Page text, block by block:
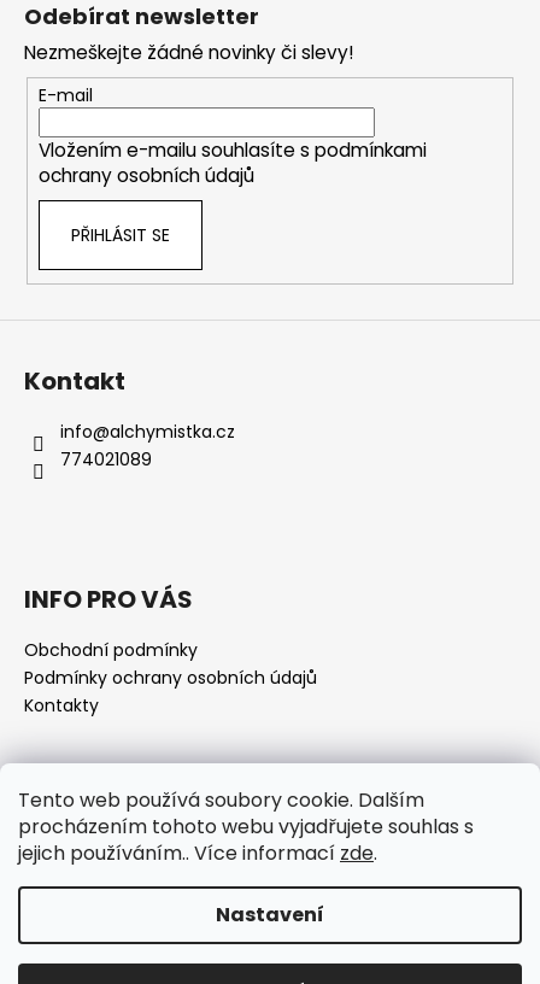
Tento web používá soubory cookie. Dalším
procházením tohoto webu vyjadřujete souhlas s
jejich používáním.. Více informací zde.
Nastavení
p
r
v
k
y
u
í
Odebírat newsletter
Nezmeškejte žádné novinky či slevy!
E-mail
Vložením e-mailu souhlasíte s podmínkami
ochrany osobních údajů
PŘIHLÁSIT SE
Kontakt
info@alchymistka.cz
774021089
INFO PRO VÁS
Obchodní podmínky
Podmínky ochrany osobních údajů
Kontakty
Přijímáme online platby
Copyright 2026www.alchymistka.cz. Všechna práva